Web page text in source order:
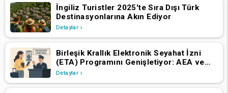
İngiliz Turistler 2025'te Sıra Dışı Türk
Destinasyonlarına Akın Ediyor
Detaylar
Birleşik Krallık Elektronik Seyahat İzni
(ETA) Programını Genişletiyor: AEA ve
İsviçre Vatandaşlarının 2 Nisan 2025'ten
Detaylar